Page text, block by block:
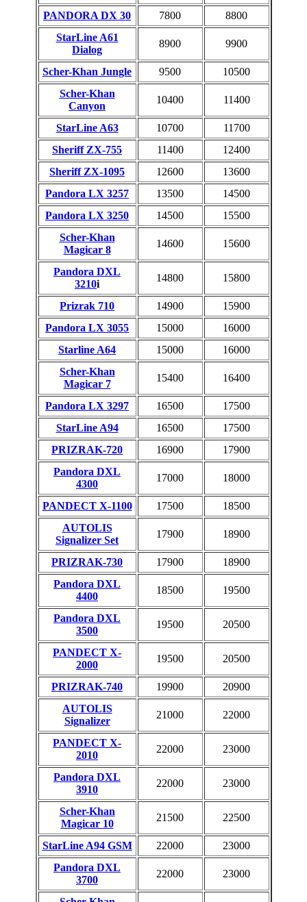
PANDORA DX 30 7800
8800
StarLine A61
Dialog
8900 9900
Scher-Khan Jungle 9500
10500
Scher-Khan
Canyon
10400 11400
StarLine A63 10700
11700
Sheriff ZX-755
11400
12400
Sheriff ZX-1095
12600
13600
Pandora LX 3257
13500
14500
Pandora LX 3250
14500
15500
Scher-Khan
Magicar 8
14600 15600
Pandora DXL
3210i
14800 15800
Prizrak 710 14900
15900
Pandora LX 3055
15000
16000
Starline A64
15000
16000
Scher-Khan
Magicar 7
15400 16400
Pandora LX 3297 16500
17500
StarLine A94
16500
17500
PRIZRAK-720
16900
17900
Pandora DXL
4300
17000 18000
PANDECT X-1100 17500
18500
AUTOLIS
Signalizer Set
17900 18900
PRIZRAK-730 17900
18900
Pandora DXL
4400
18500 19500
Pandora DXL
3500
19500 20500
PANDECT X-
2000
19500 20500
PRIZRAK-740 19900
20900
AUTOLIS
Signalizer
21000 22000
PANDECT X-
2010
22000 23000
Pandora DXL
3910
22000 23000
Scher-Khan
Magicar 10
21500 22500
StarLine A94 GSM 22000
23000
Pandora DXL
3700
22000 23000